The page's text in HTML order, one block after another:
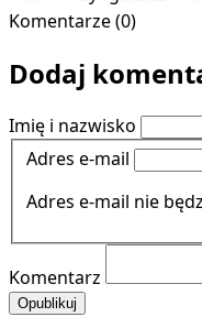
Komentarze (0)
Dodaj
Imię i nazwisko
Adres e-mail
Adres e-mail nie
Komentarz
Opublikuj